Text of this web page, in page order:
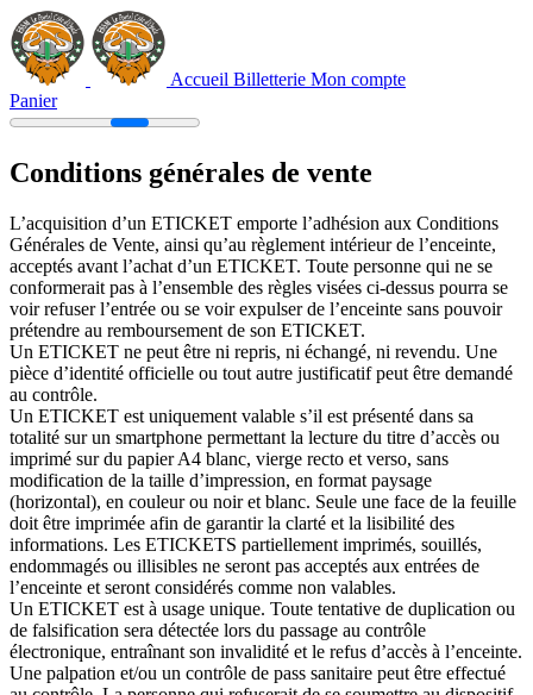
Accueil Billetterie Mon compte
Panier
Conditions générales de vente
L’acquisition d’un ETICKET emporte l’adhésion aux Conditions
Générales de Vente, ainsi qu’au règlement intérieur de l’enceinte,
acceptés avant l’achat d’un ETICKET. Toute personne qui ne se
conformerait pas à l’ensemble des règles visées ci-dessus pourra se
voir refuser l’entrée ou se voir expulser de l’enceinte sans pouvoir
prétendre au remboursement de son ETICKET.
Un ETICKET ne peut être ni repris, ni échangé, ni revendu. Une
pièce d’identité officielle ou tout autre justificatif peut être demandé
au contrôle.
Un ETICKET est uniquement valable s’il est présenté dans sa
totalité sur un smartphone permettant la lecture du titre d’accès ou
imprimé sur du papier A4 blanc, vierge recto et verso, sans
modification de la taille d’impression, en format paysage
(horizontal), en couleur ou noir et blanc. Seule une face de la feuille
doit être imprimée afin de garantir la clarté et la lisibilité des
informations. Les ETICKETS partiellement imprimés, souillés,
endommagés ou illisibles ne seront pas acceptés aux entrées de
l’enceinte et seront considérés comme non valables.
Un ETICKET est à usage unique. Toute tentative de duplication ou
de falsification sera détectée lors du passage au contrôle
électronique, entraînant son invalidité et le refus d’accès à l’enceinte.
Une palpation et/ou un contrôle de pass sanitaire peut être effectué